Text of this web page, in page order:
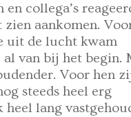
collega’s
zien aankomen.
uit de lucht kwam
van bij het begin.
Voor hen
steeds heel erg
lang